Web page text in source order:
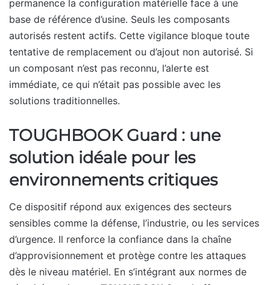
permanence la configuration matérielle face à une
base de référence d’usine. Seuls les composants
autorisés restent actifs. Cette vigilance bloque toute
tentative de remplacement ou d’ajout non autorisé. Si
un composant n’est pas reconnu, l’alerte est
immédiate, ce qui n’était pas possible avec les
solutions traditionnelles.
TOUGHBOOK Guard : une
solution idéale pour les
environnements critiques
Ce dispositif répond aux exigences des secteurs
sensibles comme la défense, l’industrie, ou les services
d’urgence. Il renforce la confiance dans la chaîne
d’approvisionnement et protège contre les attaques
dès le niveau matériel. En s’intégrant aux normes de